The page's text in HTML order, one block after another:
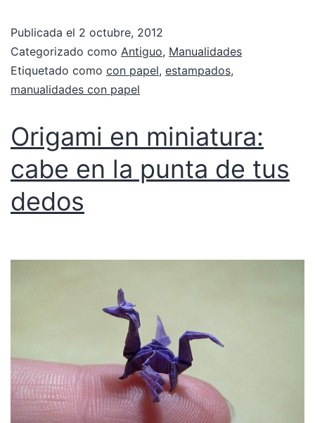
Publicada el 2 octubre, 2012
Categorizado como Antiguo, Manualidades
Etiquetado como con papel, estampados,
manualidades con papel
Origami en miniatura:
cabe en la punta de tus
dedos